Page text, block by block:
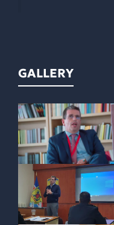
GALLERY